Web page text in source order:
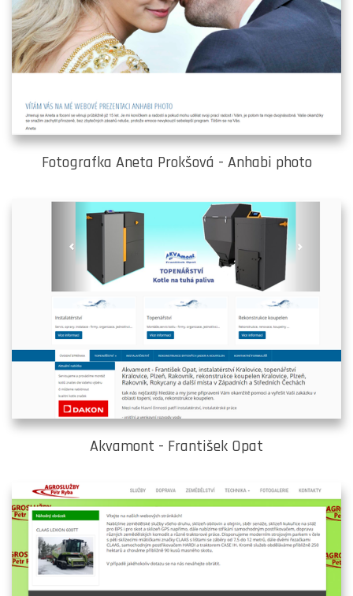
Fotografka Aneta Prokšová - Anhabi photo
Akvamont - František Opat